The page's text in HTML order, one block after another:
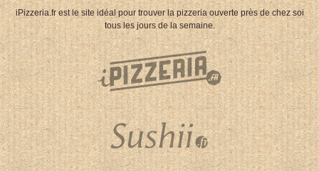
iPizzeria.fr est le site idéal pour trouver la pizzeria ouverte près de chez soi
tous les jours de la semaine.